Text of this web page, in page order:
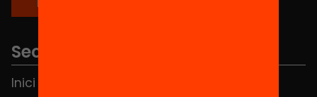
Seccions
Inici